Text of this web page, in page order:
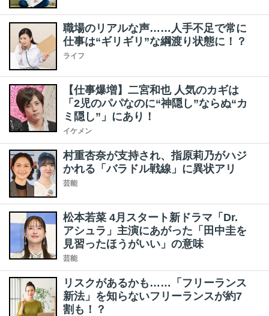
職場のリアルな声……人手不足で常に
仕事は“ギリギリ”な綱渡り状態に！？
ライフ
【仕事爆増】二宮和也 人気のカギは
「2児のパパなのに“神隠し”ならぬ“カ
ミ隠し”」にあり！
イケメン
村重杏奈が支持され、指原莉乃がハジ
かれる「バラドル戦線」に異状アリ
芸能
松本若菜 4月スタート新ドラマ「Dr.
アシュラ」主演にあがった「田中圭を
見習ったほうがいい」の意味
芸能
リスクがあるかも……「フリーランス
新法」を知らないフリーランスが約7
割も！？